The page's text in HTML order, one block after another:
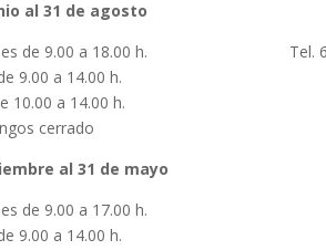
al 31 de agosto
de 9.00 a 18.00 h.
9.00 a 14.00 h.
10.00 a 14.00 h.
cerrado
al 31 de mayo
de 9.00 a 17.00 h.
9.00 a 14.00 h.
Tel.